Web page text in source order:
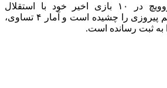
نکته جالب‌تر اینکه بوژوویچ در ۱۰ بازی اخیر خود با استقلال
خوزستان تنها دو بار طعم پیروزی را چشیده است و آمار ۴ تساوی،